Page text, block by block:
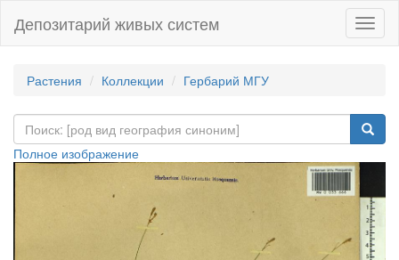
Депозитарий живых систем
Растения Коллекции Гербарий МГУ
Полное изображение